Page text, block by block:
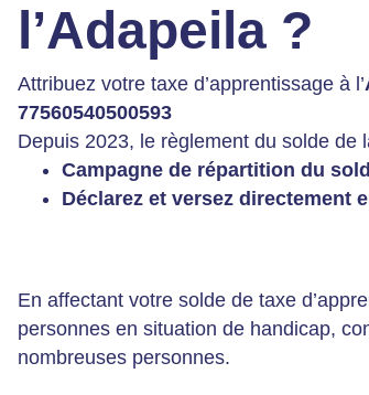
l’Adapeila ?
Attribuez votre taxe d’apprentissage à l’
77560540500593
Depuis 2023, le règlement du solde de
Campagne de répartition du
Déclarez et versez directement
En affectant votre solde de taxe
personnes en situation de handicap,
nombreuses personnes.